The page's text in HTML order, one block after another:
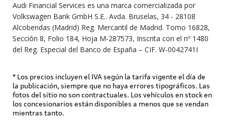
Audi Financial Services es una marca comercializada por
Volkswagen Bank GmbH S.E.. Avda. Bruselas, 34 - 28108
Alcobendas (Madrid) Reg. Mercantil de Madrid. Tomo 16828,
Sección 8, Folio 184, Hoja M-287573, Inscrita con el nº 1480
del Reg. Especial del Banco de España – CIF. W-0042741I
* Los precios incluyen el IVA según la tarifa vigente el día de
la publicación, siempre que no haya errores tipográficos. Las
fotos del sitio no son contractuales. Los vehículos en stock en
los concesionarios están disponibles a menos que se vendan
mientras tanto.